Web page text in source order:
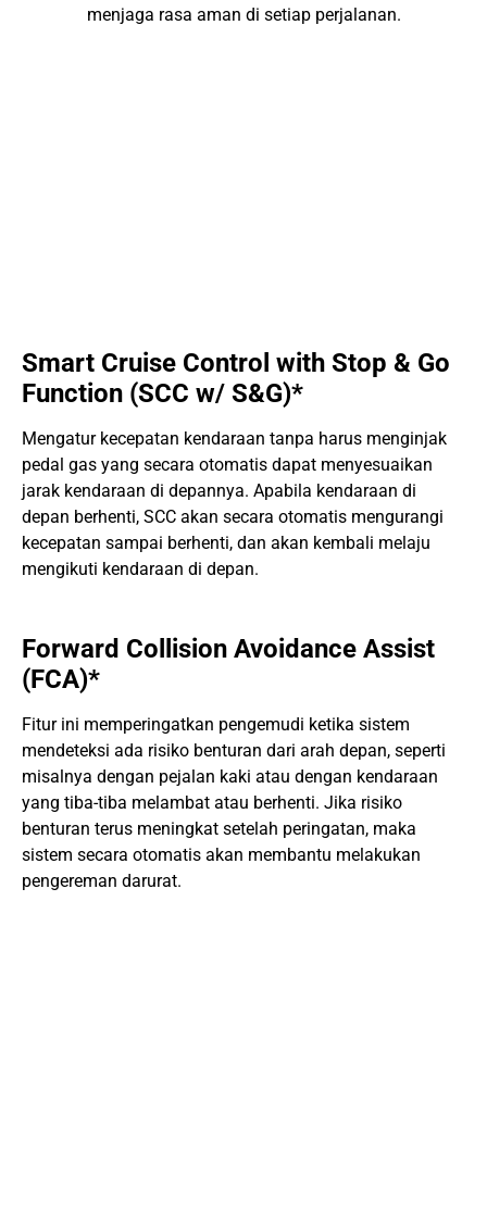
menjaga rasa aman di setiap perjalanan.
Smart Cruise Control with Stop & Go
Function (SCC w/ S&G)*
Mengatur kecepatan kendaraan tanpa harus menginjak
pedal gas yang secara otomatis dapat menyesuaikan
jarak kendaraan di depannya. Apabila kendaraan di
depan berhenti, SCC akan secara otomatis mengurangi
kecepatan sampai berhenti, dan akan kembali melaju
mengikuti kendaraan di depan.
Forward Collision Avoidance Assist
(FCA)*
Fitur ini memperingatkan pengemudi ketika sistem
mendeteksi ada risiko benturan dari arah depan, seperti
misalnya dengan pejalan kaki atau dengan kendaraan
yang tiba-tiba melambat atau berhenti. Jika risiko
benturan terus meningkat setelah peringatan, maka
sistem secara otomatis akan membantu melakukan
pengereman darurat.